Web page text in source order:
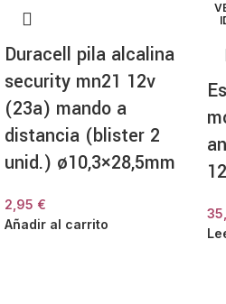
Duracell pila alcalina
security mn21 12v
(23a) mando a
distancia (blister 2
unid.) ø10,3×28,5mm
2,95 €
Añadir al carrito